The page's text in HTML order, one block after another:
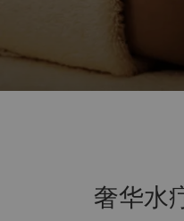
奢华水